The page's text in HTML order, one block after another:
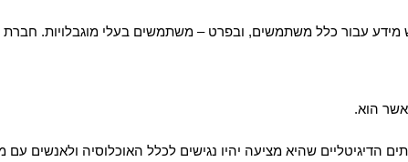
מידע עבור כלל משתמשים, ובפרט – משתמשים בעלי מוגבלויות.
הדיגיטליים שהיא מציעה יהיו נגישים לכלל האוכלוסיה ולאנשים